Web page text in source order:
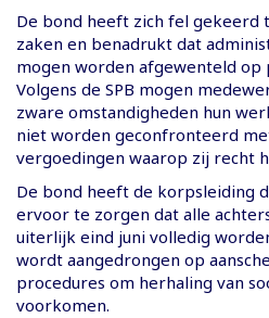
De bond heeft zich fel gekeerd
zaken en benadrukt dat
mogen worden afgewenteld
Volgens de SPB mogen
zware omstandigheden hun
niet worden geconfronteerd
vergoedingen waarop zij recht
De bond heeft de korpsleiding
ervoor te zorgen dat alle
uiterlijk eind juni volledig
wordt aangedrongen op
procedures om herhaling van
voorkomen.